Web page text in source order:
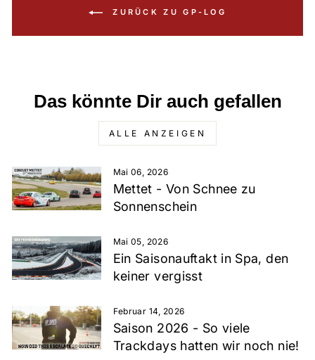
ZURÜCK ZU GP-LOG
Das könnte Dir auch gefallen
ALLE ANZEIGEN
Mai 06, 2026
Mettet - Von Schnee zu
Sonnenschein
Mai 05, 2026
Ein Saisonauftakt in Spa, den
keiner vergisst
Februar 14, 2026
Saison 2026 - So viele
Trackdays hatten wir noch nie!